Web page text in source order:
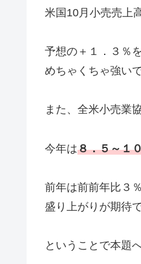
米国10月小売売上
予想の＋１．３％
めちゃくちゃ強い
また、全米小売業
今年は８．５～１
前年は前前年比３
盛り上がりが期待
ということで本題へ